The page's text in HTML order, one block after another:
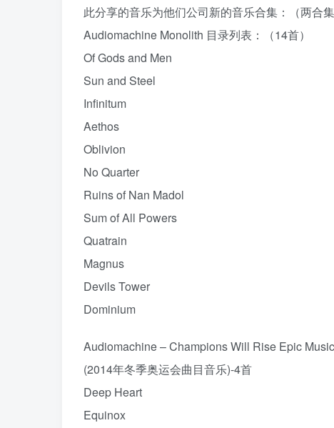
此分享的音乐为他们公司新的音乐合集：（两合集
Audiomachine Monolith 目录列表：（14首）
Of Gods and Men
Sun and Steel
Infinitum
Aethos
Oblivion
No Quarter
Ruins of Nan Madol
Sum of All Powers
Quatrain
Magnus
Devils Tower
Dominium
Audiomachine – Champions Will Rise Epic
(2014年冬季奥运会曲目音乐)-4首
Deep Heart
Equinox